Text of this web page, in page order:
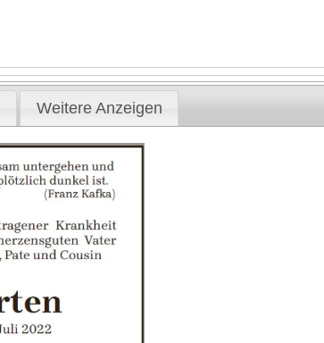
Weitere Anzeigen